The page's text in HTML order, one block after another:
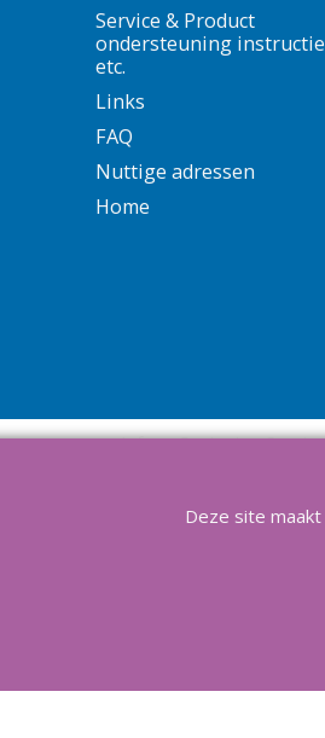
Service & Product
ondersteuning
etc.
Links
FAQ
Nuttige adressen
Home
Info Contact
Deze site